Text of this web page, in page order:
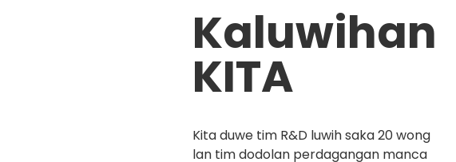
Kaluwihan
KITA
Kita duwe tim R&D luwih saka 20 wong
lan tim dodolan perdagangan manca